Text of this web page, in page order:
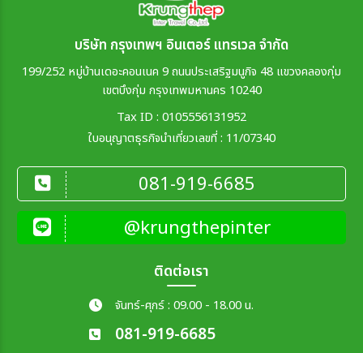
บริษัท กรุงเทพฯ อินเตอร์ แทรเวล จำกัด
199/252 หมู่บ้านเดอะคอนเนค 9 ถนนประเสริฐมนูกิจ 48 แขวงคลองกุ่ม
เขตบึงกุ่ม กรุงเทพมหานคร 10240
Tax ID : 0105556131952
ใบอนุญาตธุรกิจนำเที่ยวเลขที่ : 11/07340
081-919-6685
@krungthepinter
ติดต่อเรา
จันทร์-ศุกร์ : 09.00 - 18.00 น.
081-919-6685